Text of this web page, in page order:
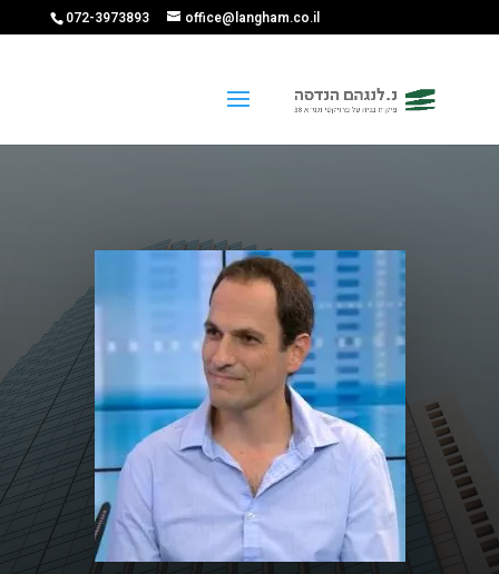
072-3973893 office@langham.co.il